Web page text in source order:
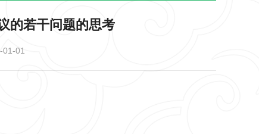
的若干问题的思考
01-01